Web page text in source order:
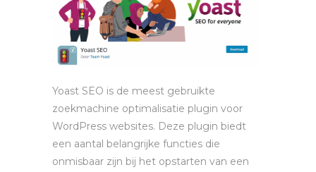
Yoast SEO is de meest gebruikte
zoekmachine optimalisatie plugin voor
WordPress websites. Deze plugin biedt
een aantal belangrijke functies die
onmisbaar zijn bij het opstarten van een